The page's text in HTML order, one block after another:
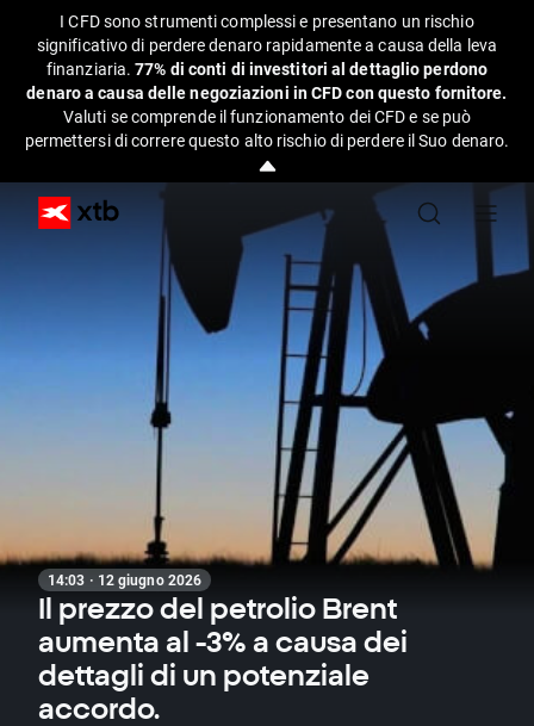
I CFD sono strumenti complessi e presentano un rischio
significativo di perdere denaro rapidamente a causa della leva
finanziaria.77% di conti di investitori al dettaglio perdono
denaro a causa delle negoziazioni in CFD con questo fornitore.
Valuti se comprende il funzionamento dei CFD e se può
permettersi di correre questo alto rischio di perdere il Suo denaro.
14:03 · 12 giugno 2026
Il prezzo del petrolio Brent
aumenta al -3% a causa dei
dettagli di un potenziale
accordo.